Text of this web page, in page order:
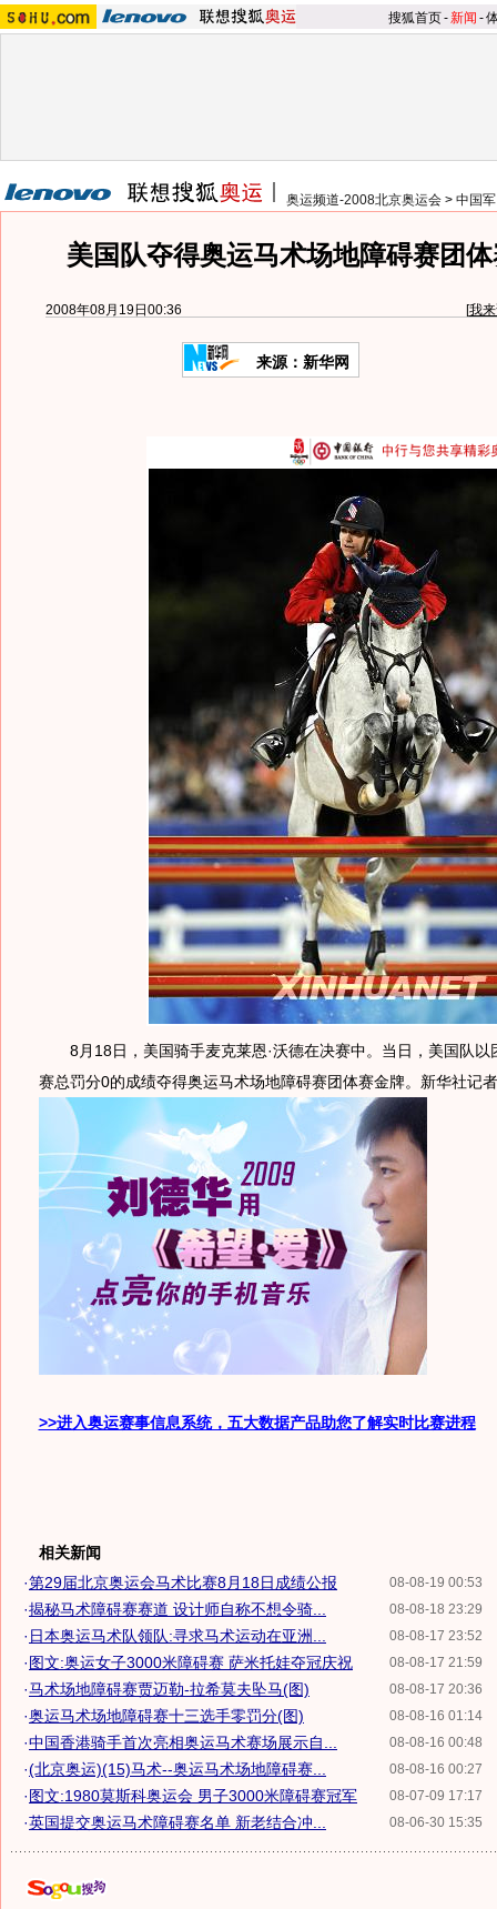
搜狐首页-新闻 -
奥运频道-2008北京奥运会 > 中国
美国队夺得奥运马术场地障碍赛团
2008年08月19日00:36 [我
来源：新华网
8月18日，美国骑手麦克莱恩·沃德在决赛中。当日，美国队以
赛总罚分0的成绩夺得奥运马术场地障碍赛团体赛金牌。新华社记
>>进入奥运赛事信息系统，五大数据产品助您了解实时比赛进程
相关新闻
08-08-19 00:53
·第29届北京奥运会马术比赛8月18日成绩公报
08-08-18 23:29
·揭秘马术障碍赛赛道 设计师自称不想令骑...
08-08-17 23:52
· 日本奥运马术队领队:寻求马术运动在亚洲...
08-08-17 21:59
·图文:奥运女子3000米障碍赛 萨米托娃夺冠庆祝
08-08-17 20:36
·马术场地障碍赛贾迈勒-拉希莫夫坠马(图)
08-08-16 01:14
·奥运马术场地障碍赛十三选手零罚分(图)
08-08-16 00:48
·中国香港骑手首次亮相奥运马术赛场展示自...
08-08-16 00:27
·(北京奥运)(15)马术--奥运马术场地障碍赛...
08-07-09 17:17
·图文:1980莫斯科奥运会 男子3000米障碍赛冠军
08-06-30 15:35
·英国提交奥运马术障碍赛名单 新老结合冲...